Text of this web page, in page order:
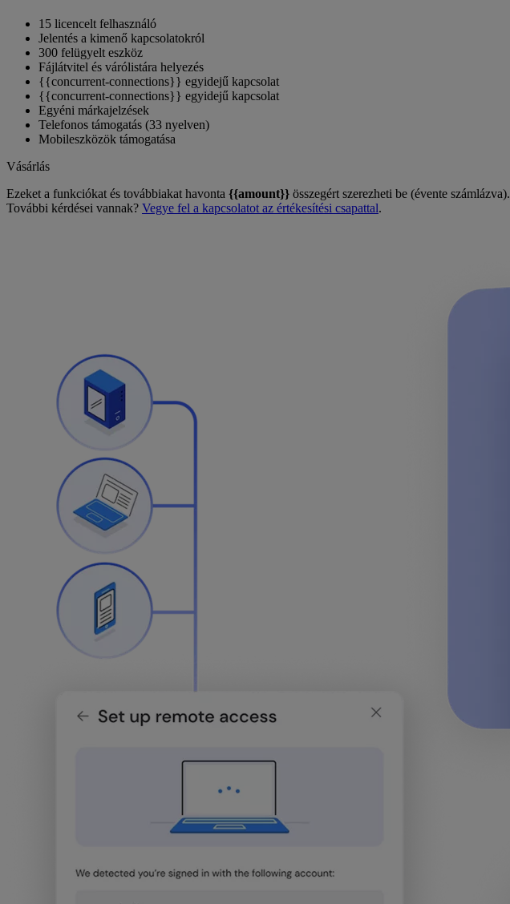
15 licencelt felhasználó
Jelentés a kimenő kapcsolatokról
300 felügyelt eszköz
Fájlátvitel és várólistára helyezés
{{concurrent-connections}} egyidejű kapcsolat
{{concurrent-connections}} egyidejű kapcsolat
Egyéni márkajelzések
Telefonos támogatás (33 nyelven)
Mobileszközök támogatása
Vásárlás
Ezeket a funkciókat és továbbiakat havonta {{amount}} összegért szerezheti be (évente számlázva).
További kérdései vannak? Vegye fel a kapcsolatot az értékesítési csapattal.